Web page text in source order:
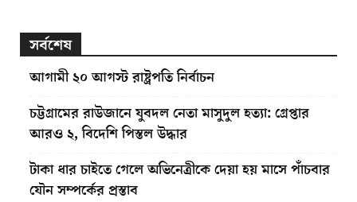
সর্বশেষ
আগামী ২০ আগস্ট রাষ্ট্রপতি নির্বাচন
চট্টগ্রামের রাউজানে যুবদল নেতা মাসুদুল হত্যা: গ্রেপ্তার
আরও ২, বিদেশি পিস্তল উদ্ধার
টাকা ধার চাইতে গেলে অভিনেত্রীকে দেয়া হয় মাসে পাঁচবার
যৌন সম্পর্কের প্রস্তাব